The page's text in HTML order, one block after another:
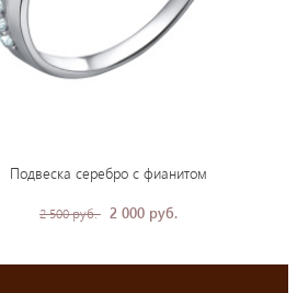
Подвеска серебро с фианитом
2 500 руб. 2 000 руб.